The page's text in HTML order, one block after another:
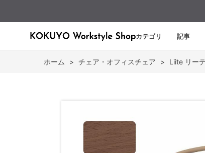
カテゴリ 記事
ホーム > チェア・オフィスチェア > Liite リーテ